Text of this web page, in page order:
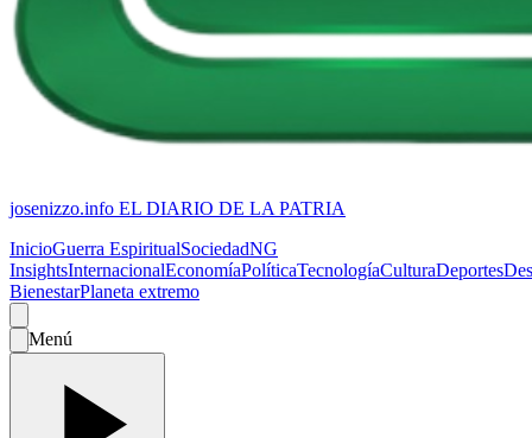
josenizzo.info EL DIARIO DE LA PATRIA
InicioGuerra EspiritualSociedadNG
InsightsInternacionalEconomíaPolíticaTecnologíaCulturaDeportes
BienestarPlaneta extremo
Menú